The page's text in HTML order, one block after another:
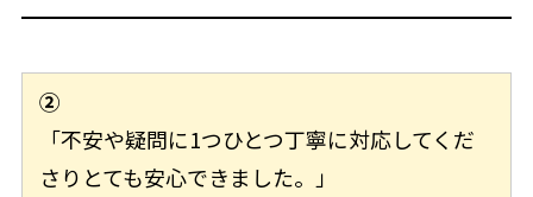
②
「不安や疑問に1つひとつ丁寧に対応してくだ
さりとても安心できました。」